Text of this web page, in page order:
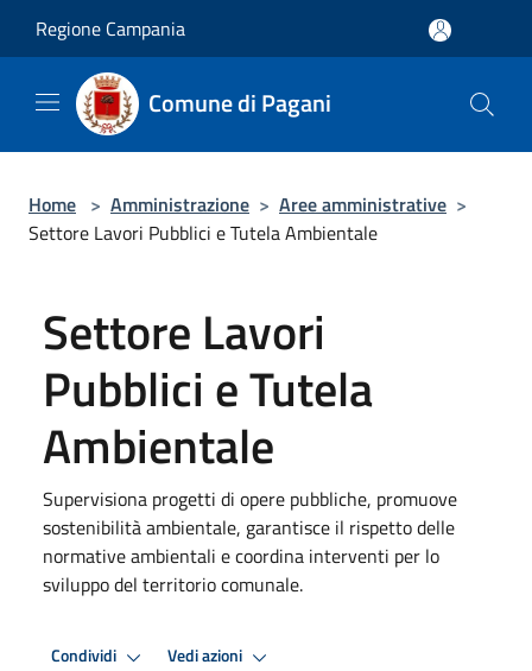
Regione Campania
Comune di Pagani
Home > Amministrazione > Aree amministrative >
Settore Lavori Pubblici e Tutela Ambientale
Settore Lavori
Pubblici e Tutela
Ambientale
Supervisiona progetti di opere pubbliche, promuove
sostenibilità ambientale, garantisce il rispetto delle
normative ambientali e coordina interventi per lo
sviluppo del territorio comunale.
Condividi Vedi azioni